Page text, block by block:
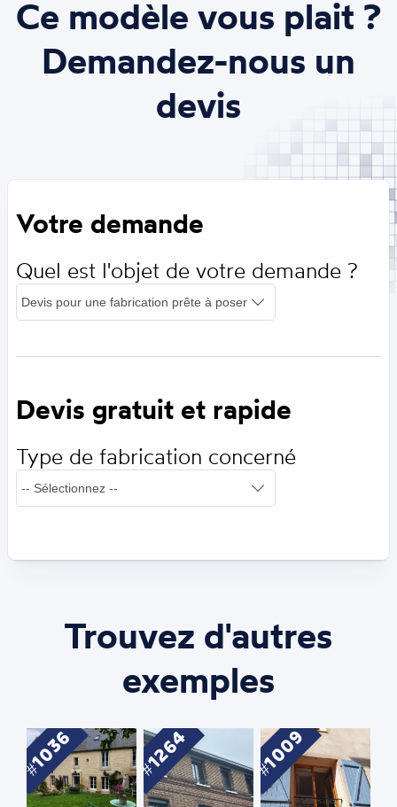
Ce modèle vous plait ?
Demandez-nous un
devis
Votre demande
Quel est l'objet de votre demande ?
Devis gratuit et rapide
Type de fabrication concerné
Trouvez d'autres
exemples
1036 1264 1009